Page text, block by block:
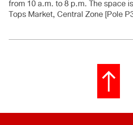
from 10 a.m. to 8 p.m. The space
Tops Market, Central Zone [Pole